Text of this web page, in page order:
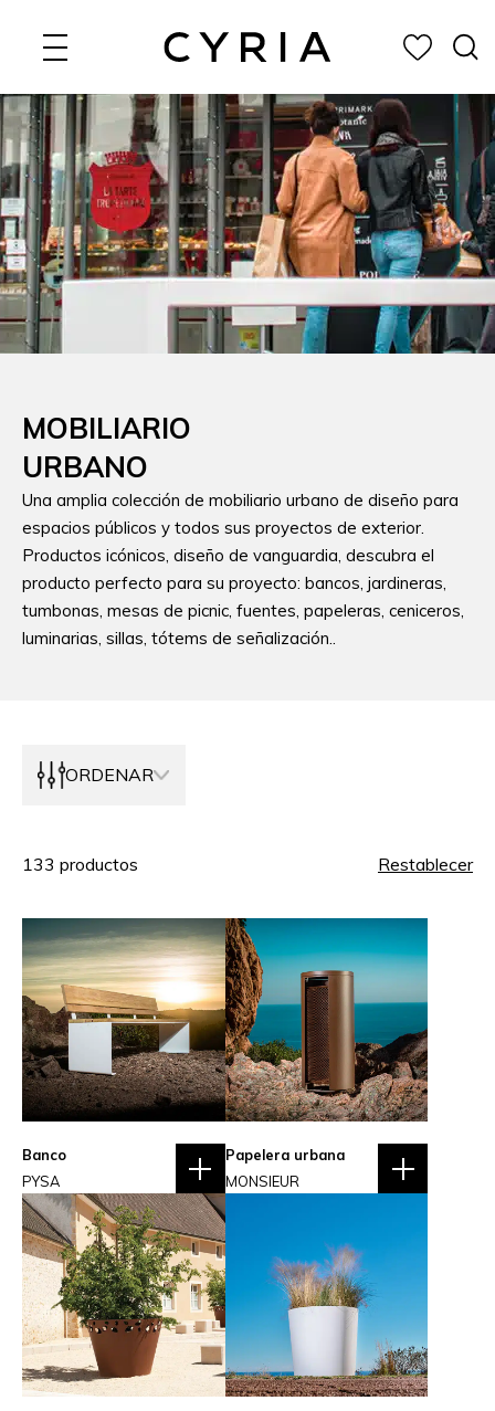
MOBILIARIO
URBANO
Una amplia colección de mobiliario urbano de diseño para
espacios públicos y todos sus proyectos de exterior.
Productos icónicos, diseño de vanguardia, descubra el
producto perfecto para su proyecto: bancos, jardineras,
tumbonas, mesas de picnic, fuentes, papeleras, ceniceros,
luminarias, sillas, tótems de señalización..
ORDENAR
133 productos Restablecer
Banco
PYSA
Papelera urbana
MONSIEUR